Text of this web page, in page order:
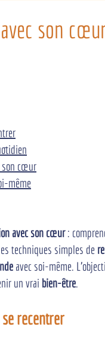
son
son cœur
même
avec son cœur :
techniques simples de
avec soi-même.
un vrai bien-être.
recentrer